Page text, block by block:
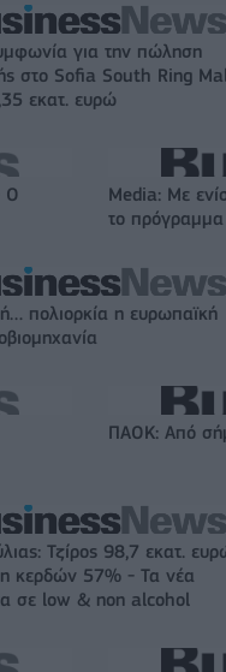
για την πώληση
στο Sofia South Ring
εκατ. ευρώ
Ο
Media: Με
το
πολιορκία η ευρωπαϊκή
ΠΑΟΚ: Από
Τζίρος 98,7 εκατ.
κερδών 57% - Τα νέα
σε low & non alcohol